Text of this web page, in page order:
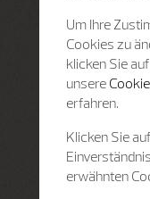
Um Ihre
Cookies zu
klicken Sie
unsere
erfahren.
Klicken Sie
erwähnten